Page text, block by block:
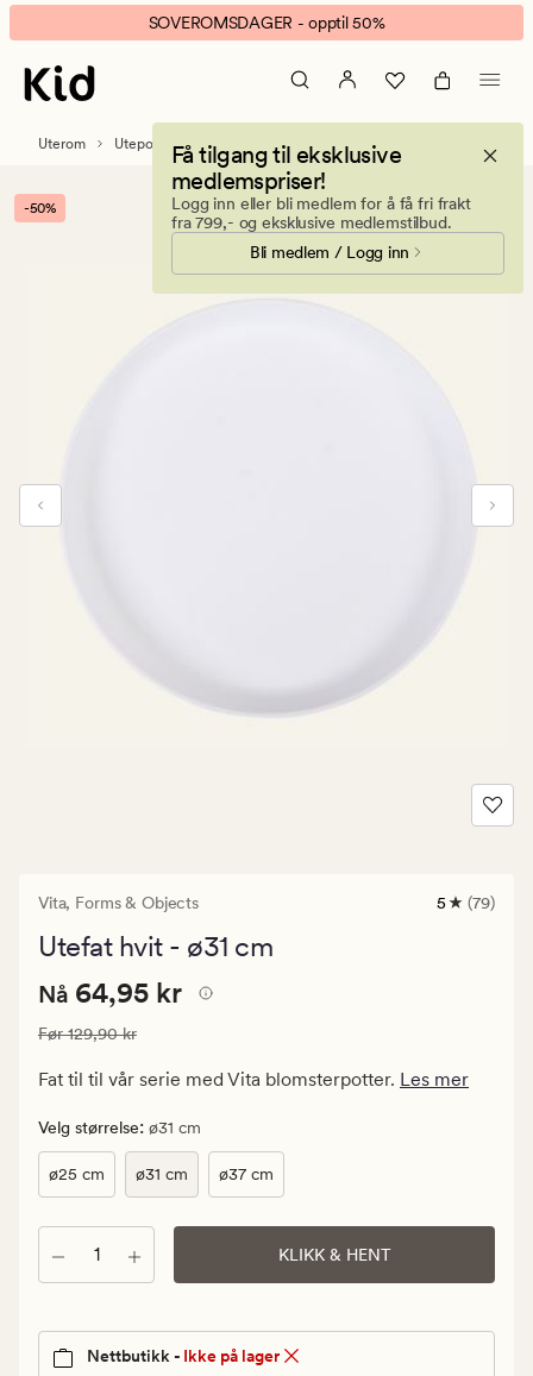
Vita
Utefat
hvit
banner.
Klikk
ESCAPE
pause.
SOVEROMSDAGER - opptil 50%
Få tilgang til eksklusive
medlemspriser!
Logg inn eller bli medlem for å få fri frakt
fra 799,- og eksklusive medlemstilbud.
Bli medlem / Logg inn
Uterom Utepotter
-50%
Vita, Forms & Objects
79
5 (79)
Utefat hvit - ø31 cm
Nåværende
64,95
kr.
pris
77,94
kr
Nåværende pris
Nå 64,95 kr
Vanlig pris 129,90 kr
Før129,90 kr
Fat til til vår serie med Vita blomsterpotter. Les mer
Velg størrelse: ø31 cm
ø25 cm ø31 cm ø37 cm
Antall KLIKK & HENT
Nettbutikk - Ikke på lager